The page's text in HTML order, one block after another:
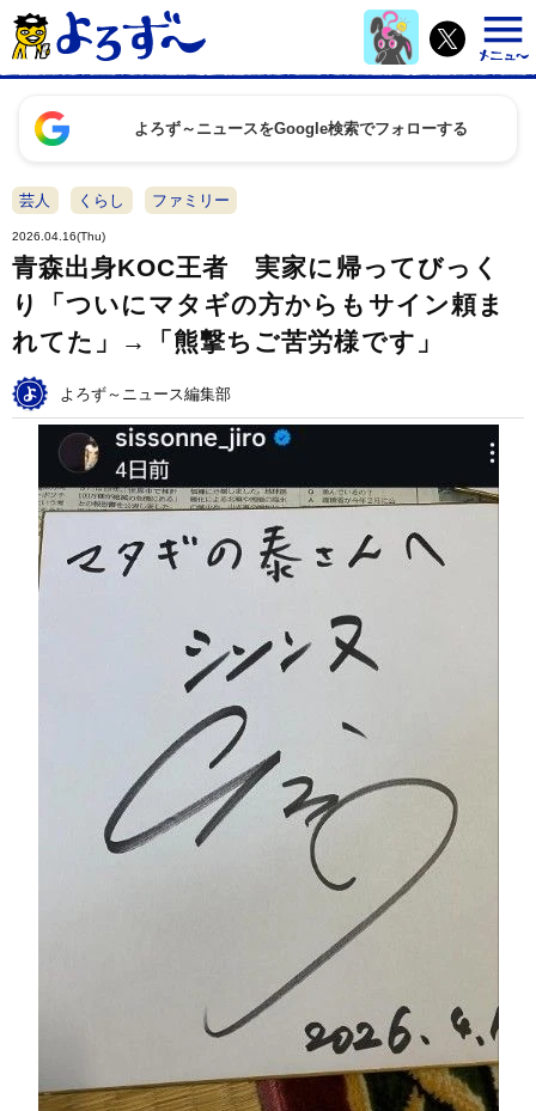
よろず～ニュースをGoogle検索でフォローする
芸人 くらし ファミリー
2026.04.16(Thu)
青森出身KOC王者 実家に帰ってびっく
り「ついにマタギの方からもサイン頼ま
れてた」→「熊撃ちご苦労様です」
よろず～ニュース編集部